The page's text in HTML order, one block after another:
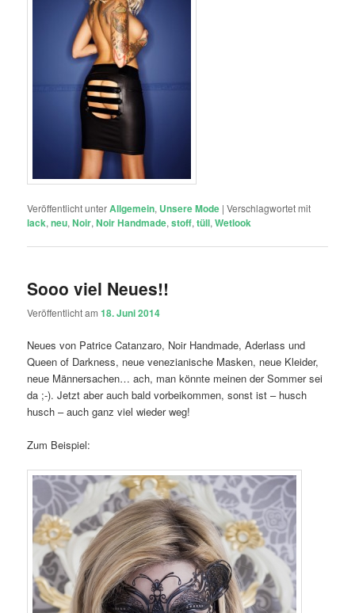
Veröffentlicht unterAllgemein, Unsere Mode |Verschlagwortet mit
lack,neu,Noir,Noir Handmade,stoff,tüll,Wetlook
Sooo viel Neues!!
Veröffentlicht am18. Juni 2014
Neues von Patrice Catanzaro, Noir Handmade, Aderlass und
Queen of Darkness, neue venezianische Masken, neue Kleider,
neue Männersachen… ach, man könnte meinen der Sommer sei
da ;-). Jetzt aber auch bald vorbeikommen, sonst ist – husch
husch – auch ganz viel wieder weg!
Zum Beispiel: